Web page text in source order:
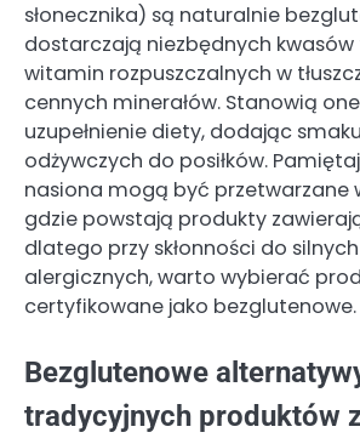
słonecznika) są naturalnie
dostarczają niezbędnych kwasów
witamin rozpuszczalnych w
cennych minerałów. Stanowią
uzupełnienie diety, dodając
odżywczych do posiłków.
nasiona mogą być przetwarzane
gdzie powstają produkty
dlatego przy skłonności do
alergicznych, warto wybierać
certyfikowane jako bezglutenowe.
Bezglutenowe
tradycyjnych produktów